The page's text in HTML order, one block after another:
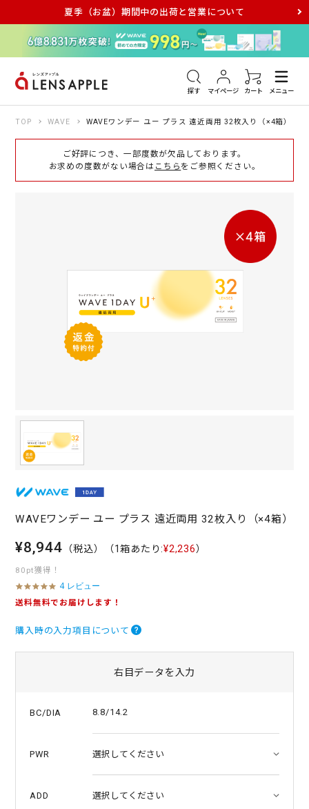
夏季（お盆）期間中の出荷と営業について
探す マイページ カート メニュー
アキュビュー メダリスト メガネ
TOP WAVE WAVEワンデー ユー プラス 遠近両用 32枚入り（×4箱）
ご好評につき、一部度数が欠品しております。
お求めの度数がない場合は こちら をご参照ください。
WAVEワンデー ユー プラス 遠近両用 32枚入り（×4箱）
¥8,944 （税込） （1箱あたり:¥2,236）
80pt獲得！
4
.
t
n
4 レビュー
送料無料でお届けします！
購入時の入力項目について
右目データを入力
BC/DIA 8.8/14.2
PWR
ADD